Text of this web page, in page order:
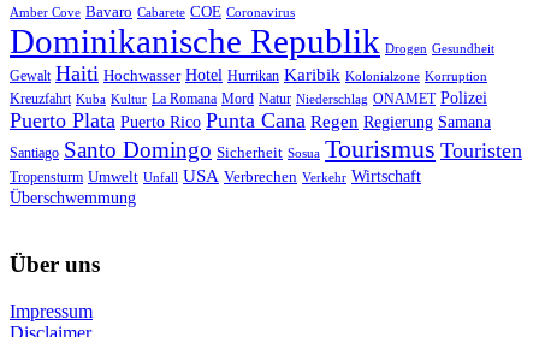
Amber Cove Bavaro Cabarete COE Coronavirus
Dominikanische Republik Drogen Gesundheit
Gewalt Haiti Hochwasser Hotel Hurrikan Karibik Kolonialzone Korruption
Kreuzfahrt Kuba Kultur La Romana Mord Natur Niederschlag ONAMET Polizei
Puerto Plata Puerto Rico Punta Cana Regen Regierung Samana
Santiago Santo Domingo Sicherheit Sosua Tourismus Touristen
Tropensturm Umwelt Unfall USA Verbrechen Verkehr Wirtschaft
Überschwemmung
Über uns
Impressum
Disclaimer